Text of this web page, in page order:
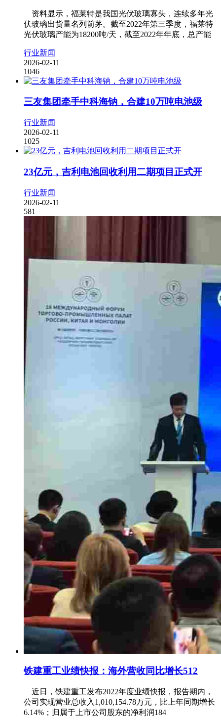
资料显示，福莱特是我国光伏玻璃寡头，连续多年光
伏玻璃出货量名列前茅。截至2022年第三季度，福莱特
光伏玻璃产能为18200吨/天，截至2022年年底，总产能
行业新闻
2026-02-11
1046
三友集团牵手中科海钠，合建10万吨电池级
行业新闻
2026-02-11
1025
23亿元，吉利电池回收利用二期项目正式开
行业新闻
2026-02-11
581
铁建重工业绩快报：海外营收同比增长512
近日，铁建重工发布2022年度业绩快报，报告期内，
公司实现营业总收入1,010,154.78万元，比上年同期增长
6.14%；归属于上市公司股东的净利润184